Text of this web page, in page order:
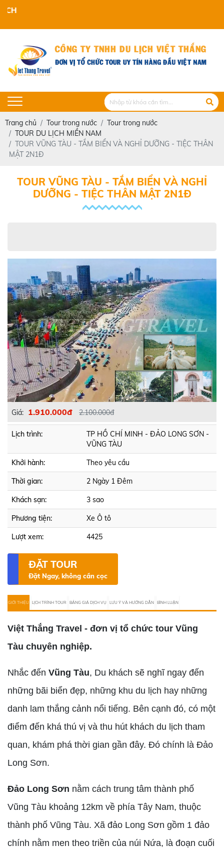
Trang chủ Tour trong nước
Tour trong nước
TOUR DU LỊCH MIỀN NAM
TOUR VŨNG TÀU - TẮM BIỂN VÀ NGHỈ DƯỠNG - TIỆC THÂN
MẬT 2N1Đ
TOUR VŨNG TÀU - TẮM BIỂN VÀ NGHỈ
DƯỠNG - TIỆC THÂN MẬT 2N1Đ
Giá: 1.910.000đ 2.100.000đ
Lịch trình:
TP HỒ CHÍ MINH - ĐẢO LONG SƠN -
VŨNG TÀU
Khởi hành: Theo yêu cầu
Thời gian: 2 Ngày 1 Đêm
Khách sạn: 3 sao
Phương tiện: Xe Ô tô
Lượt xem: 4425
ĐẶT TOUR
Đặt Ngay, không cần cọc
GIỚI THIỆU LỊCH TRÌNH TOUR BẢNG GIÁ DỊCH VỤ LƯU Ý VÀ HƯỚNG DẪN BÌNH LUẬN
Việt Thắng Travel - đơn vị tổ chức tour Vũng
Tàu chuyên nghiệp.
Nhắc đến Vũng Tàu, Du khách sẽ nghĩ ngay đến
những bãi biển đẹp, những khu du lịch hay những
danh lam thắng cảnh nổi tiếng. Bên cạnh đó, có một
điểm đến khá thú vị và thu hút khách du lịch tham
quan, khám phá thời gian gần đây. Đó chính là Đảo
Long Sơn.
Đảo Long Sơn nằm cách trung tâm thành phố
Vũng Tàu khoảng 12km về phía Tây Nam, thuộc
thành phố Vũng Tàu. Xã đảo Long Sơn gồm 1 đảo
chính nằm men theo triền của núi Nứa, là đoạn cuối